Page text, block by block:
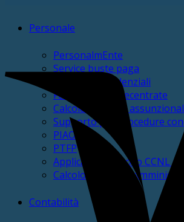
Personale
PersonalmEnte
Service buste paga
Pratiche previdenziali
Fondo risorse decentrate
Calcolo Capacità
Supporto per procedure
PIAO
PTFP
Applicazione nuovo CCNL
Calcolo indennità
Contabilità